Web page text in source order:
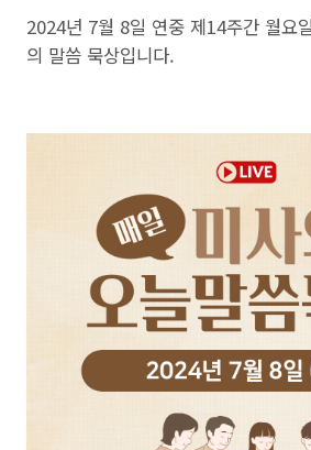
2024년 7월 8일 연중 제14주간 월요
의 말씀 묵상입니다.